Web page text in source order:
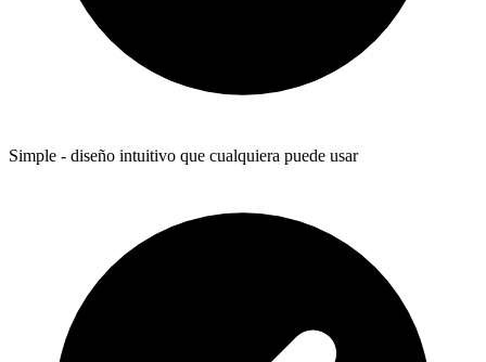
Simple - diseño intuitivo que cualquiera puede usar